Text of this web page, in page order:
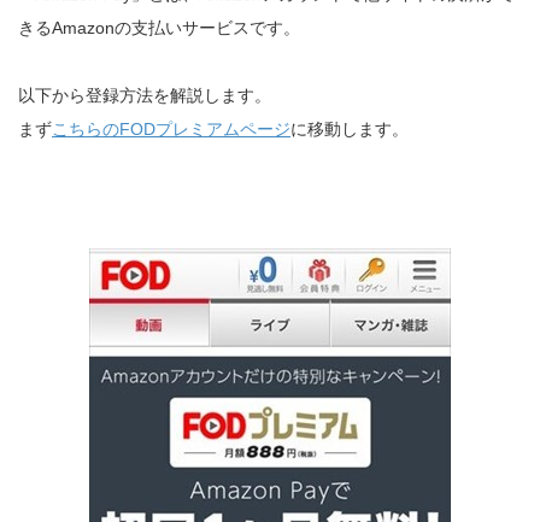
きるAmazonの支払いサービスです。
以下から登録方法を解説します。
まずこちらのFODプレミアムページに移動します。